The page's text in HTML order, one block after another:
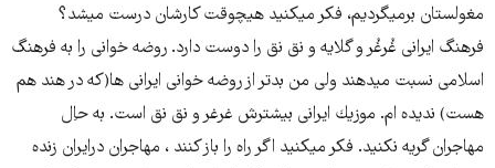
مغولستان برميگرديم، فكر ميكنيد هيچوقت كارشان درست ميشد؟
فرهنگ ايرانى غُرغُر و گلايه و نق نق را دوست دارد. روضه خوانى را به فرهنگ
اسلامى نسبت ميدهند ولى من بدتر از روضه خوانى ايرانى ها(كه در هند هم
هست) نديده ام. موزيك ايرانى بيشترش غرغر و نق نق است. به حاِل
مهاجران گريه نكنيد. فكر ميكنيد اگر راه را باز كنند ، مهاجران درايران زنده